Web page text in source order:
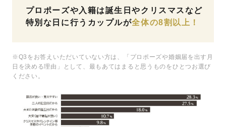
プロポーズや入籍は誕生日やクリスマスなど
特別な日に行うカップルが全体の8割以上！
※Q3をお答えいただいていない方は、「プロポーズや婚姻届を出す月
日を決める理由」として、最もあてはまると思うものをひとつお選び
ください。